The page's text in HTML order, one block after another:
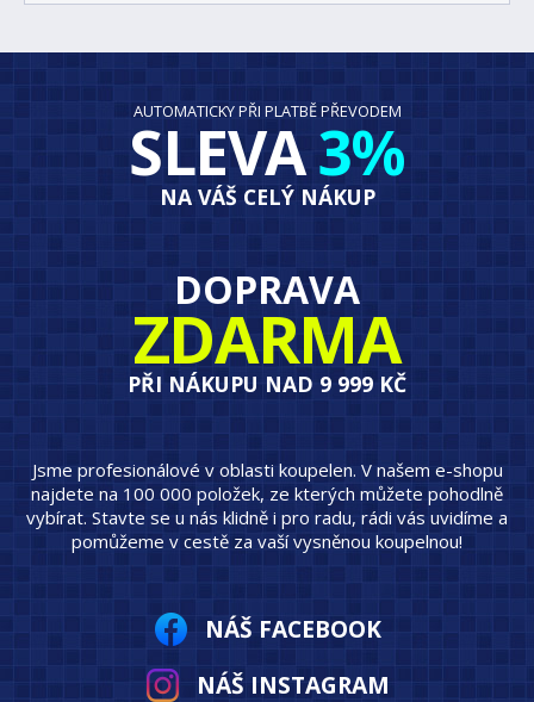
AUTOMATICKY PŘI PLATBĚ PŘEVODEM
SLEVA3%
NA VÁŠ CELÝ NÁKUP
DOPRAVA
ZDARMA
PŘI NÁKUPU NAD 9 999 KČ
Jsme profesionálové v oblasti koupelen. V našem e-shopu
najdete na 100 000 položek, ze kterých můžete pohodlně
vybírat. Stavte se u nás klidně i pro radu, rádi vás uvidíme a
pomůžeme v cestě za vaší vysněnou koupelnou!
NÁŠ FACEBOOK
NÁŠ INSTAGRAM